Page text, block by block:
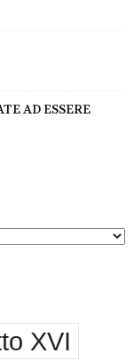
AD ESSERE
XVI